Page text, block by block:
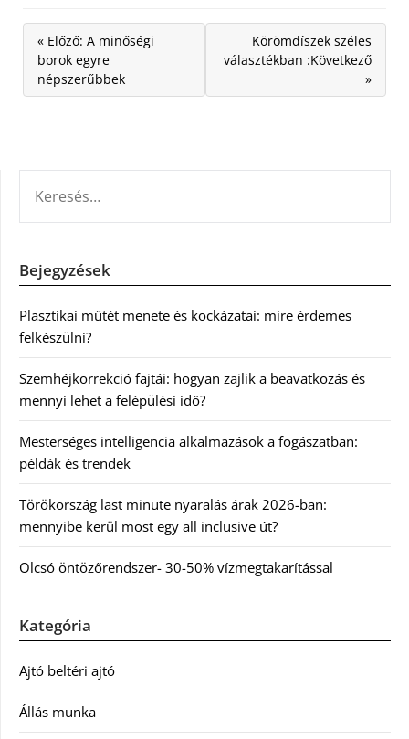
« Előző: A minőségi
borok egyre
népszerűbbek
Körömdíszek széles
választékban :Következő
»
Bejegyzések
Plasztikai műtét menete és kockázatai: mire érdemes
felkészülni?
Szemhéjkorrekció fajtái: hogyan zajlik a beavatkozás és
mennyi lehet a felépülési idő?
Mesterséges intelligencia alkalmazások a fogászatban:
példák és trendek
Törökország last minute nyaralás árak 2026-ban:
mennyibe kerül most egy all inclusive út?
Olcsó öntözőrendszer- 30-50% vízmegtakarítással
Kategória
Ajtó beltéri ajtó
Állás munka